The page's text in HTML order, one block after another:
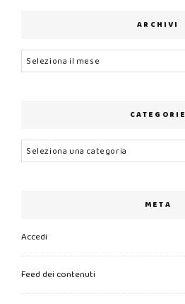
ARCHIVI
Archivi
CATEGORIE
Categorie
META
Accedi
Feed dei contenuti